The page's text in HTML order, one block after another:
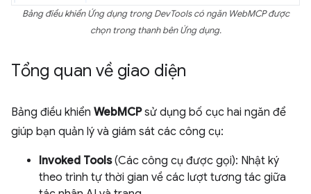
Bảng điều khiển Ứng dụng trong DevTools có ngăn WebMCP được
chọn trong thanh bên Ứng dụng.
Tổng quan về giao diện
Bảng điều khiển WebMCPsử dụng bố cục hai ngăn để
giúp bạn quản lý và giám sát các công cụ:
Invoked Tools(Các công cụ được gọi): Nhật ký
theo trình tự thời gian về các lượt tương tác giữa